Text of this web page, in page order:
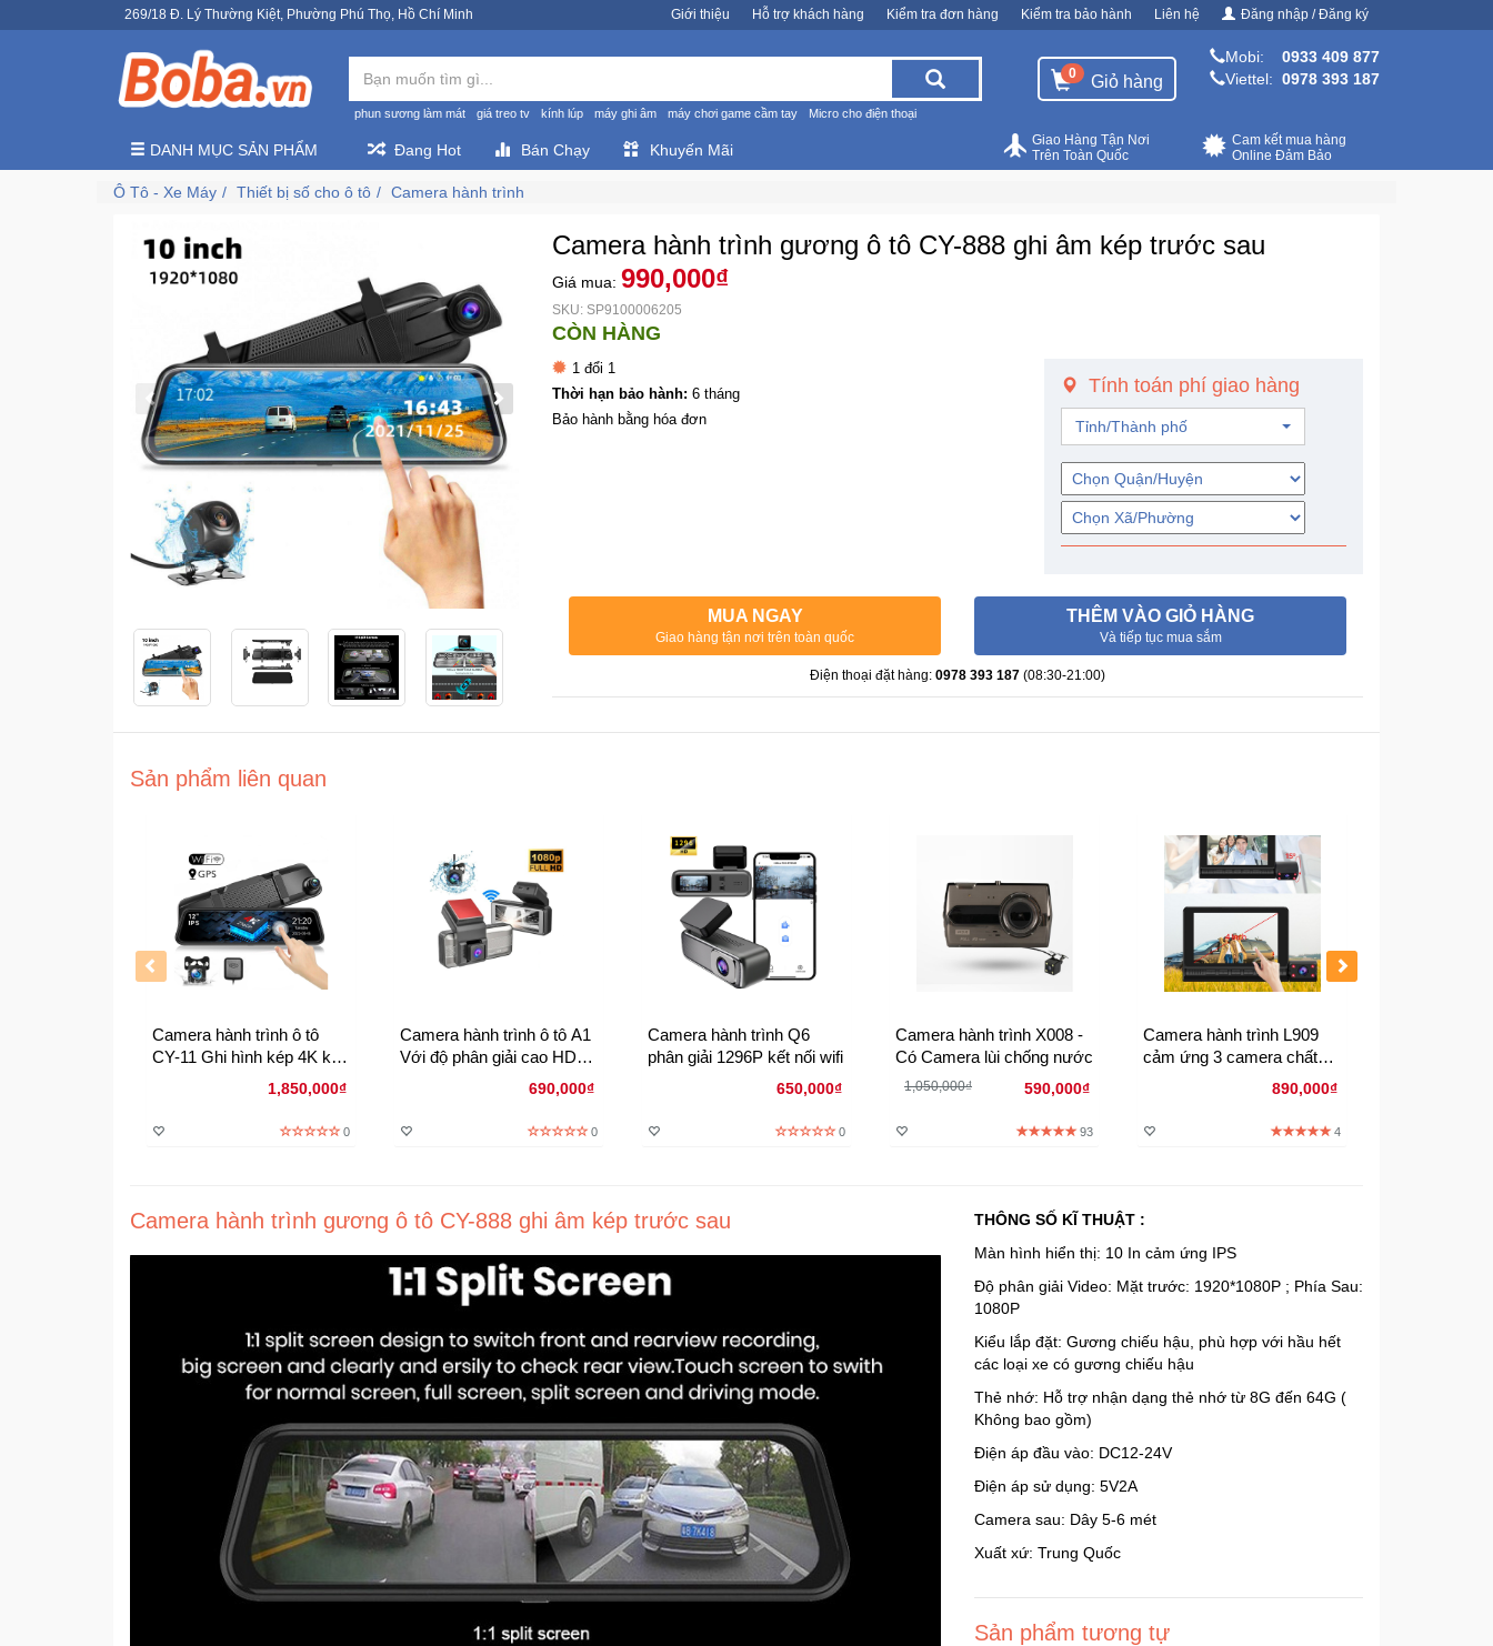
269/18 Đ. Lý Thường Kiệt, Phường Phú Thọ, Hồ Chí Minh Giới thiệu Hỗ trợ khách hàng Kiểm tra đơn hàng Kiểm tra bảo hành Liên hệ Đăng nhập / Đăng ký
phun sương làm mát giá treo tv kính lúp máy ghi âm máy chơi game cầm tay Micro cho điện thoại
0 Giỏ hàng
Mobi:
0933 409 877
Viettel: 0978 393 187
DANH MỤC SẢN PHẨM Đang Hot Bán Chạy Khuyến Mãi
Cam kết mua hàng
Online Đảm Bảo
Giao Hàng Tận Nơi
Trên Toàn Quốc
Ô Tô - Xe Máy Thiết bị số cho ô tô Camera hành trình
Camera hành trình gương ô tô CY-888 ghi âm kép trước sau
Giá mua: 990,000₫
SKU: SP9100006205
CÒN HÀNG
1 đổi 1
Thời hạn bảo hành: 6 tháng
Bảo hành bằng hóa đơn
Tính toán phí giao hàng
Tỉnh/Thành phố
MUA NGAY
Giao hàng tận nơi trên toàn quốc
THÊM VÀO GIỎ HÀNG
Và tiếp tục mua sắm
Điện thoại đặt hàng: 0978 393 187 (08:30-21:00)
Sản phẩm liên quan
Camera hành trình ô tô
CY-11 Ghi hình kép 4K kết
nối wifi và định vị GPS
1,850,000₫
0
Camera hành trình ô tô A1
Với độ phân giải cao HD
690,000₫
0
Camera hành trình Q6
phân giải 1296P kết nối wifi
650,000₫
0
Camera hành trình X008 -
Có Camera lùi chống nước
1,050,000₫ 590,000₫
93
Camera hành trình L909
cảm ứng 3 camera chất
lượng hình ảnh HD 1296P
890,000₫
4
Camera hành trình gương ô tô CY-888 ghi âm kép trước sau
THÔNG SỐ KĨ THUẬT :
Màn hình hiển thị: 10 In cảm ứng IPS
Độ phân giải Video: Mặt trước: 1920*1080P ; Phía Sau:
1080P
Kiểu lắp đặt: Gương chiếu hậu, phù hợp với hầu hết
các loại xe có gương chiếu hậu
Thẻ nhớ: Hỗ trợ nhận dạng thẻ nhớ từ 8G đến 64G (
Không bao gồm)
Điện áp đầu vào: DC12-24V
Điện áp sử dụng: 5V2A
Camera sau: Dây 5-6 mét
Xuất xứ: Trung Quốc
Sản phẩm tương tự